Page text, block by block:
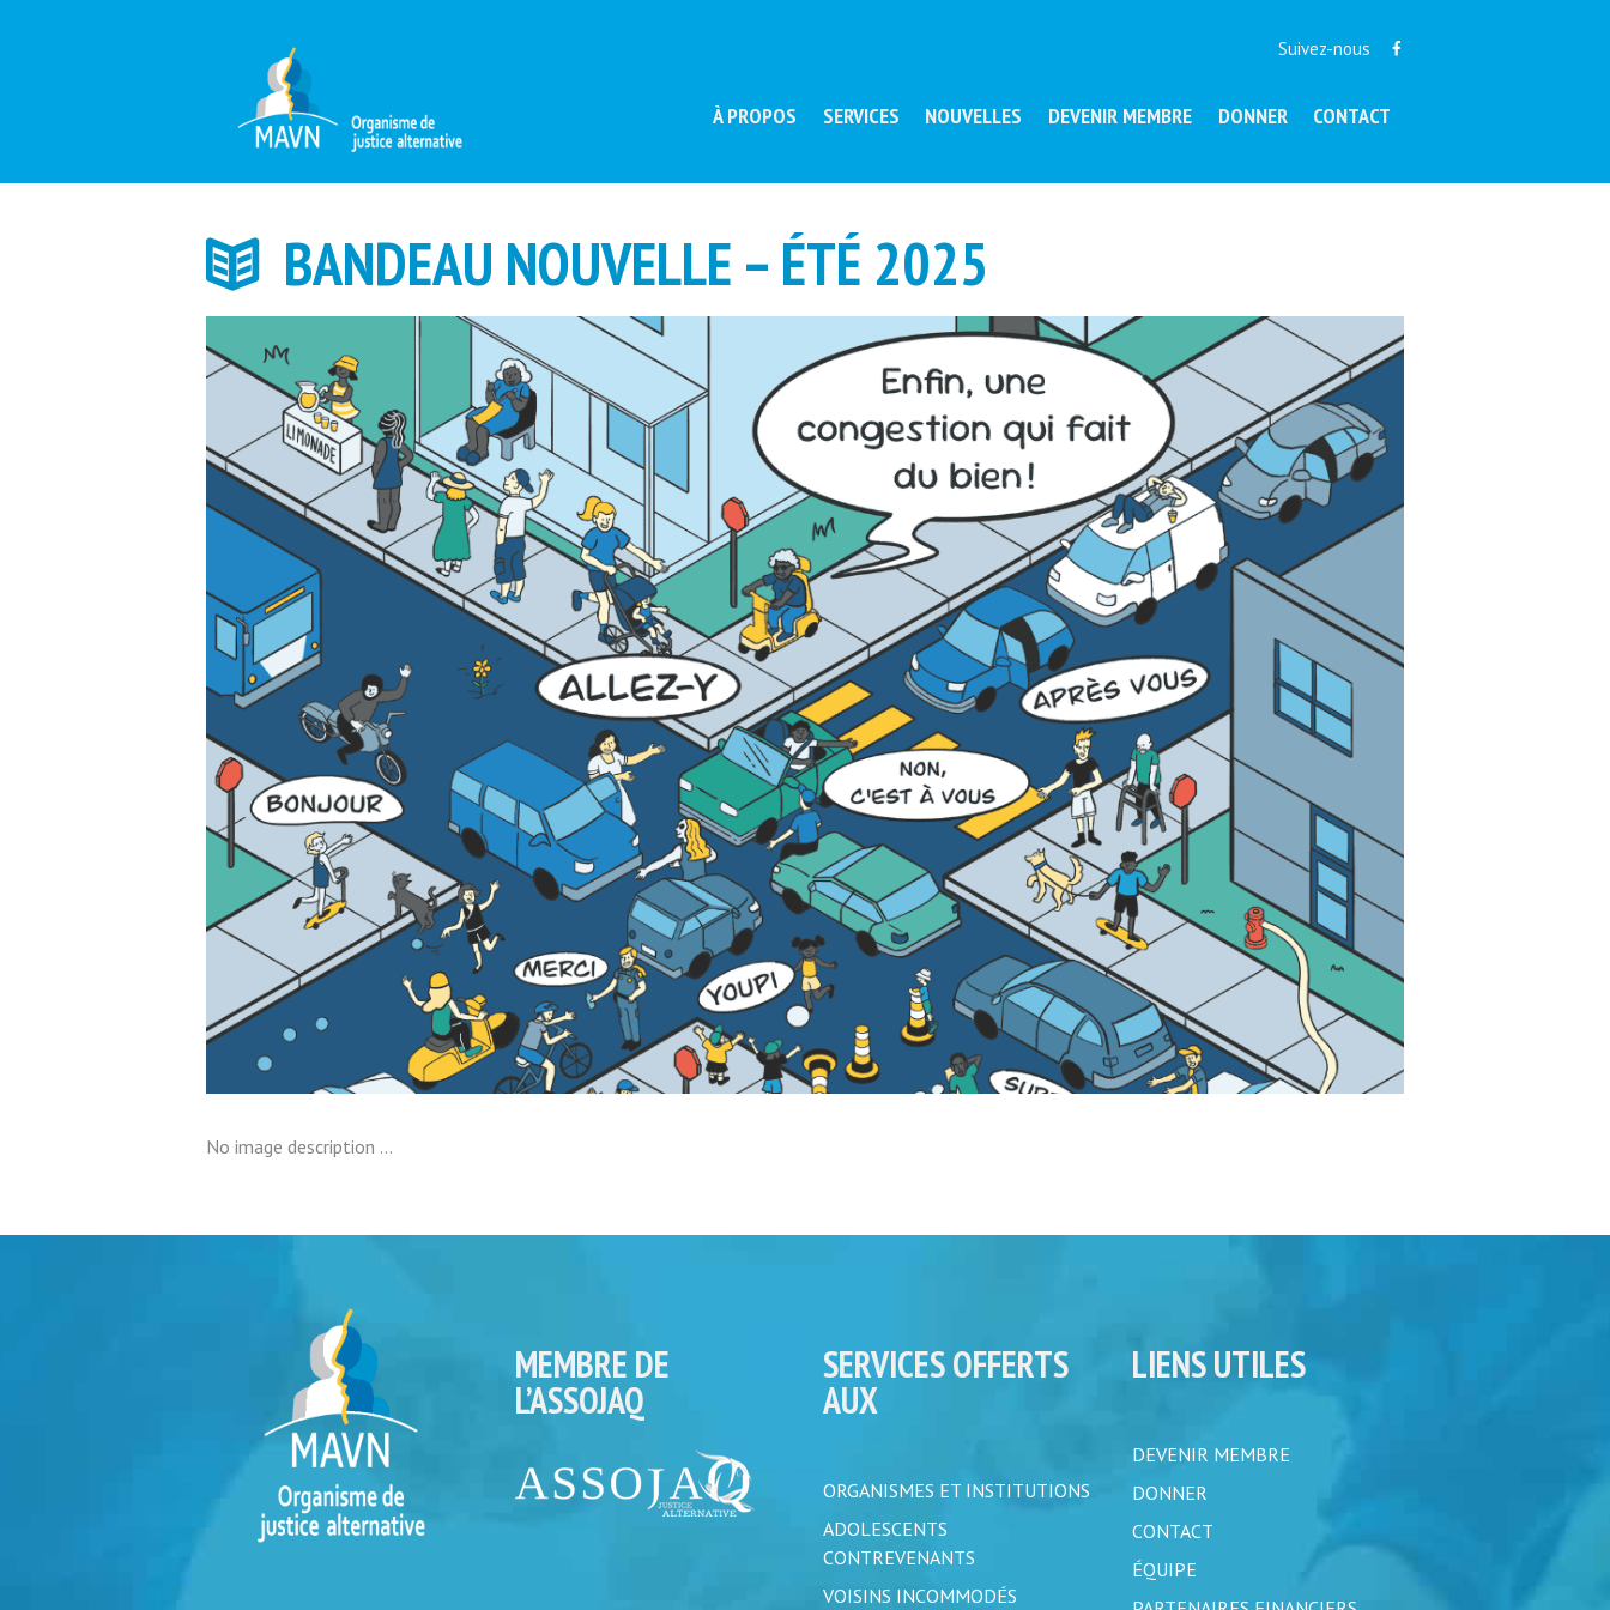
Suivez-nous
À PROPOS SERVICES NOUVELLES DEVENIR MEMBRE DONNER CONTACT
BANDEAU NOUVELLE – ÉTÉ 2025
No image description ...
MEMBRE DE
L’ASSOJAQ
SERVICES OFFERTS
AUX
ORGANISMES ET INSTITUTIONS
ADOLESCENTS
CONTREVENANTS
VOISINS INCOMMODÉS
LIENS UTILES
DEVENIR MEMBRE
DONNER
CONTACT
ÉQUIPE